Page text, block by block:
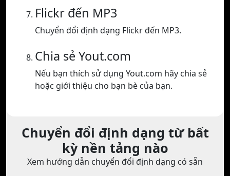
Flickr đến MP3
Chuyển đổi định dạng Flickr đến MP3.
Chia sẻ Yout.com
Nếu bạn thích sử dụng Yout.com hãy chia sẻ
hoặc giới thiệu cho bạn bè của bạn.
Chuyển đổi định dạng từ bất
kỳ nền tảng nào
Xem hướng dẫn chuyển đổi định dạng có sẵn